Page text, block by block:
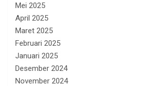
Mei 2025
April 2025
Maret 2025
Februari 2025
Januari 2025
Desember 2024
November 2024